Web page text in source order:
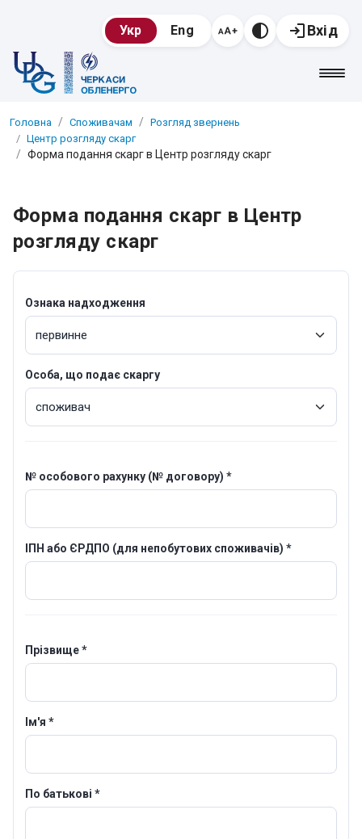
Укр Eng Вхід
Головна Споживачам
Розгляд звернень
Центр розгляду скарг
Форма подання скарг в Центр розгляду скарг
Форма подання скарг в Центр
розгляду скарг
Ознака надходження
Особа, що подає скаргу
№ особового рахунку (№ договору) *
ІПН або ЄРДПО (для непобутових споживачів) *
Прізвище *
Ім'я *
По батькові *